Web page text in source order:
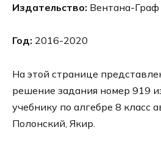
Издательство: Вентана-Граф
Год: 2016-2020
На этой странице
решение задания номер 919
учебнику по алгебре 8 класс
Полонский, Якир.